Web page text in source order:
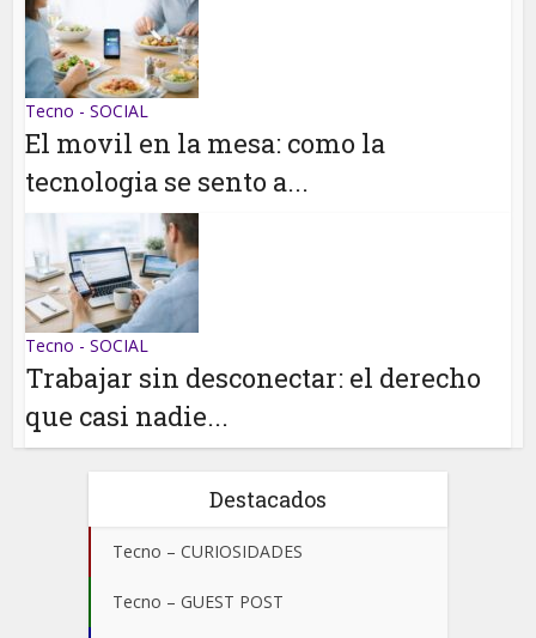
Tecno - SOCIAL
El movil en la mesa: como la
tecnologia se sento a...
Tecno - SOCIAL
Trabajar sin desconectar: el derecho
que casi nadie...
Destacados
Tecno – CURIOSIDADES
Tecno – GUEST POST